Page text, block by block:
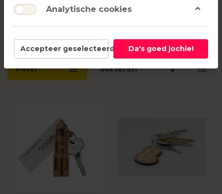
Producten
getagd met
mode en
1-7van7
Filter Sorteren
Analytische cookies
Accepteer geselecteerd Da's goed jochie!